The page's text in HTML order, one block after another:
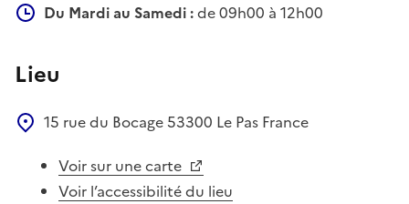
Du Mardi au Samedi :de 09h00 à 12h00
Lieu
15 rue du Bocage 53300 Le Pas France
Voir sur une carte
Voir l’accessibilité du lieu